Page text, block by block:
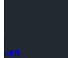
ai资讯